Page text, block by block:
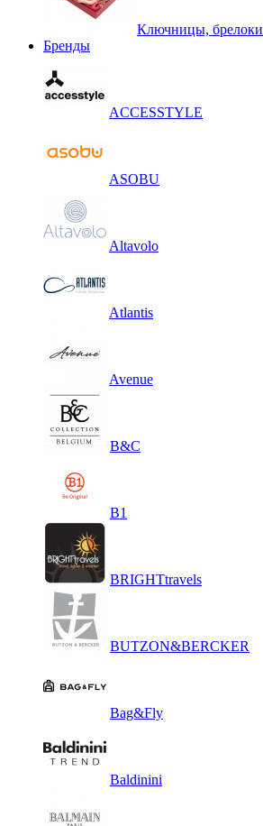
Ключницы, брелоки
Бренды
ACCESSTYLE
ASOBU
Altavolo
Atlantis
Avenue
B&C
B1
BRIGHTtravels
BUTZON&BERCKER
Bag&Fly
Baldinini